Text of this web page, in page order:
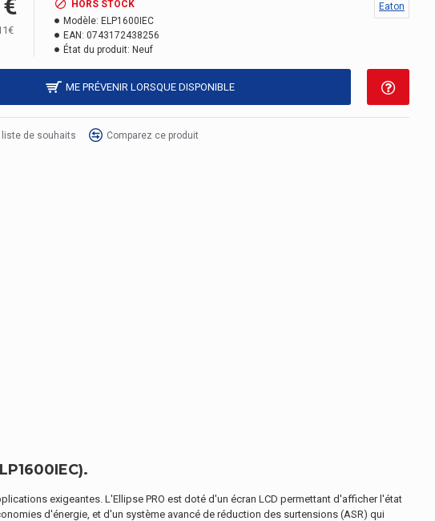
HORS STOCK
Modèle: ELP1600IEC
EAN: 0743172438256
État du produit: Neuf
Eaton
ME PRÉVENIR LORSQUE DISPONIBLE
liste de souhaits Comparez ce produit
exigeantes. L'Ellipse PRO est doté d'un écran LCD permettant d'afficher l'état
d'énergie, et d'un système avancé de réduction des surtensions (ASR) qui